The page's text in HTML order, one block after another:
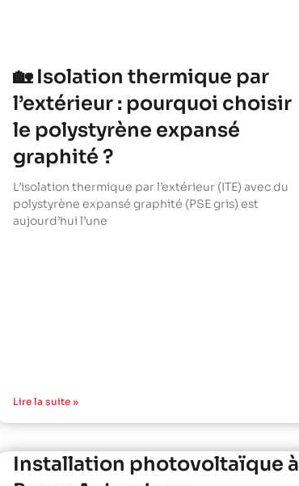
🏡 Isolation thermique par
l’extérieur : pourquoi choisir
le polystyrène expansé
graphité ?
L’isolation thermique par l’extérieur (ITE) avec du
polystyrène expansé graphité (PSE gris) est
aujourd’hui l’une
Lire la suite »
Installation photovoltaïque à